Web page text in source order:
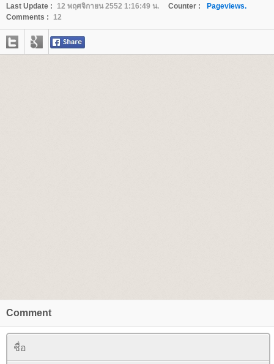
Last Update :
12 พฤศจิกายน 2552 1:16:49 น. Counter :
Pageviews.
Comments :
12
Comment